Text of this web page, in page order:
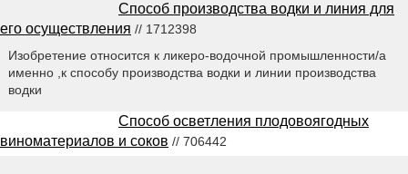
Способ производства водки и линия для
его осуществления // 1712398
Изобретение относится к ликеро-водочной промышленности/а
именно ,к способу производства водки и линии производства
водки
Способ осветления плодовоягодных
виноматериалов и соков // 706442